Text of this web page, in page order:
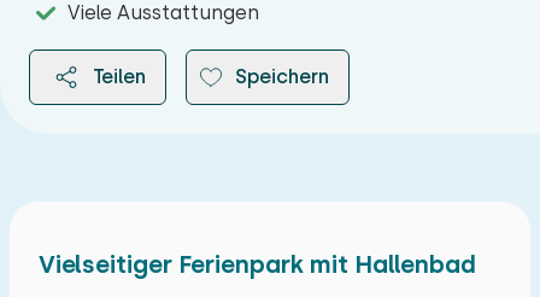
Viele Ausstattungen
Teilen Speichern
Vielseitiger Ferienpark mit Hallenbad